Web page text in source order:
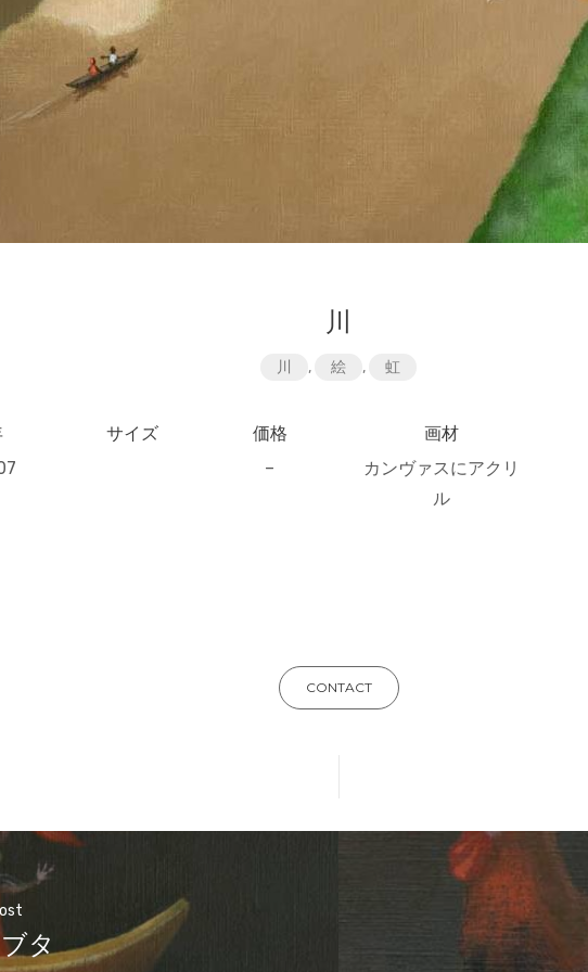
川
川 , 絵 , 虹
サイズ
価格
–
画材
カンヴァスにアクリ
ル
CONTACT
タ